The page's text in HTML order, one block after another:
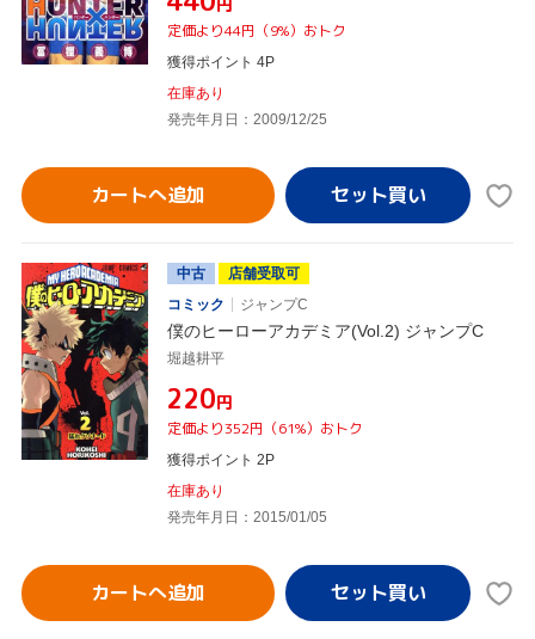
定価より44円（9%）おトク
獲得ポイント 4P
在庫あり
発売年月日：2009/12/25
カートへ追加
中古
店舗受取可
コミック
ジャンプC
僕のヒーローアカデミア(Vol.2) ジャンプC
堀越耕平
¥220円
定価より352円（61%）おトク
獲得ポイント 2P
在庫あり
発売年月日：2015/01/05
カートへ追加